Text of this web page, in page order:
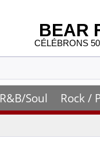
BEAR
CÉLÉBRONS
R&B/Soul Rock /